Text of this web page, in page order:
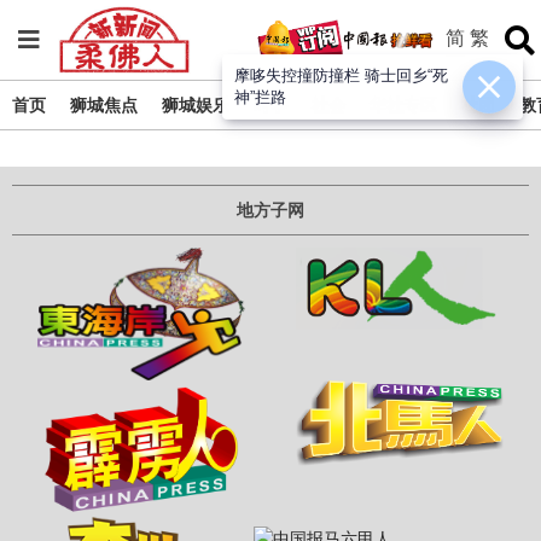
简 繁
首页 狮城焦点 狮城娱乐 时事 社团
地方子网
摩哆失控撞防撞栏 骑士回乡“死
神”拦路